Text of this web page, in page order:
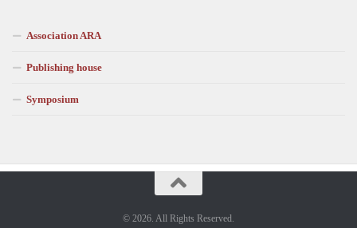
Association ARA
Publishing house
Symposium
© 2026. All Rights Reserved.